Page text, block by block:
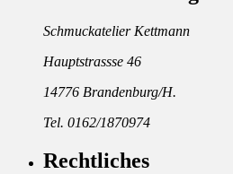
Schmuckatelier Kettmann
Hauptstrassse 46
14776 Brandenburg/H.
Tel. 0162/1870974
Rechtliches